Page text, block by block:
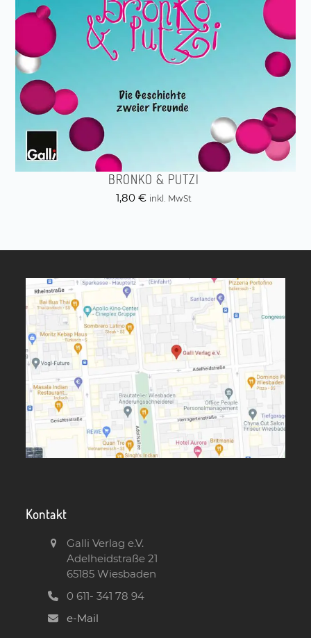
BRONKO & PUTZI
1,80 € inkl. MwSt
Kontakt
Galli Verlag e.V.
Adelheidstraße 21
65185 Wiesbaden
0 611- 341 78 94
e-Mail